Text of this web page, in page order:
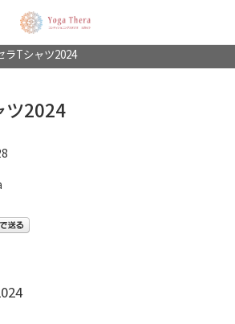
ラTシャツ2024
ツ2024